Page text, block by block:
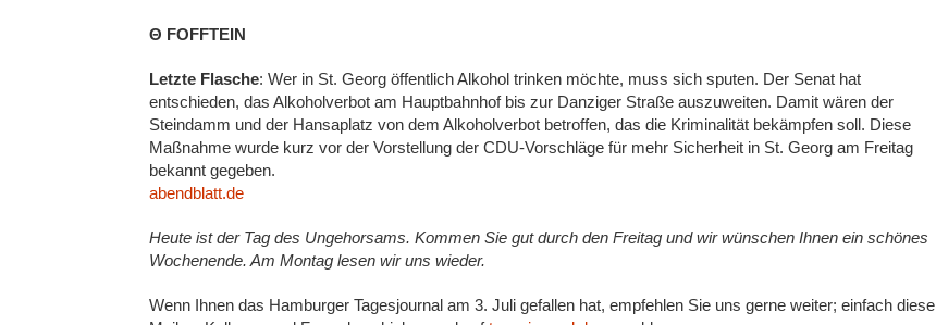
Θ FOFFTEIN
Letzte Flasche: Wer in St. Georg öffentlich Alkohol trinken möchte, muss sich sputen. Der Senat hat
entschieden, das Alkoholverbot am Hauptbahnhof bis zur Danziger Straße auszuweiten. Damit wären der
Steindamm und der Hansaplatz von dem Alkoholverbot betroffen, das die Kriminalität bekämpfen soll. Diese
Maßnahme wurde kurz vor der Vorstellung der CDU-Vorschläge für mehr Sicherheit in St. Georg am Freitag
bekannt gegeben.
abendblatt.de
Heute ist der Tag des Ungehorsams. Kommen Sie gut durch den Freitag und wir wünschen Ihnen ein schönes
Wochenende. Am Montag lesen wir uns wieder.
Wenn Ihnen das Hamburger Tagesjournal am 3. Juli gefallen hat, empfehlen Sie uns gerne weiter; einfach diese